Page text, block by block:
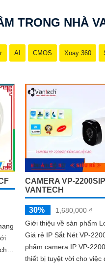
TRONG NHÀ
AI CMOS Xoay 360
CAMERA VP-2200SIP
VANTECH
30%
1,680,000 ₫
Giới thiệu về sản phẩm
Giá rẻ IP Sắt Nét VP-
phẩm camera IP VP-
thiết bị tuyệt vời cho việc